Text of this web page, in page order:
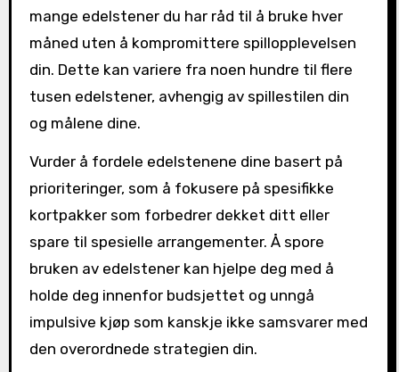
mange edelstener du har råd til å bruke hver
måned uten å kompromittere spillopplevelsen
din. Dette kan variere fra noen hundre til flere
tusen edelstener, avhengig av spillestilen din
og målene dine.
Vurder å fordele edelstenene dine basert på
prioriteringer, som å fokusere på spesifikke
kortpakker som forbedrer dekket ditt eller
spare til spesielle arrangementer. Å spore
bruken av edelstener kan hjelpe deg med å
holde deg innenfor budsjettet og unngå
impulsive kjøp som kanskje ikke samsvarer med
den overordnede strategien din.